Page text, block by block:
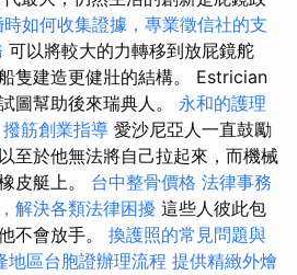
時如何收集證據，專業徵信社的支
可以將較大的力轉移到放屁鏡舵
隻建造更健壯的結構。 Estrician
圖幫助後來瑞典人。 永和的護理
撥筋創業指導 愛沙尼亞人一直鼓勵
至於他無法將自己拉起來，而機械
皮艇上。 台中整骨價格 法律事務
解決各類法律困擾 這些人彼此包
不會放手。 換護照的常見問題與
地區台胞證辦理流程 提供精緻外燴